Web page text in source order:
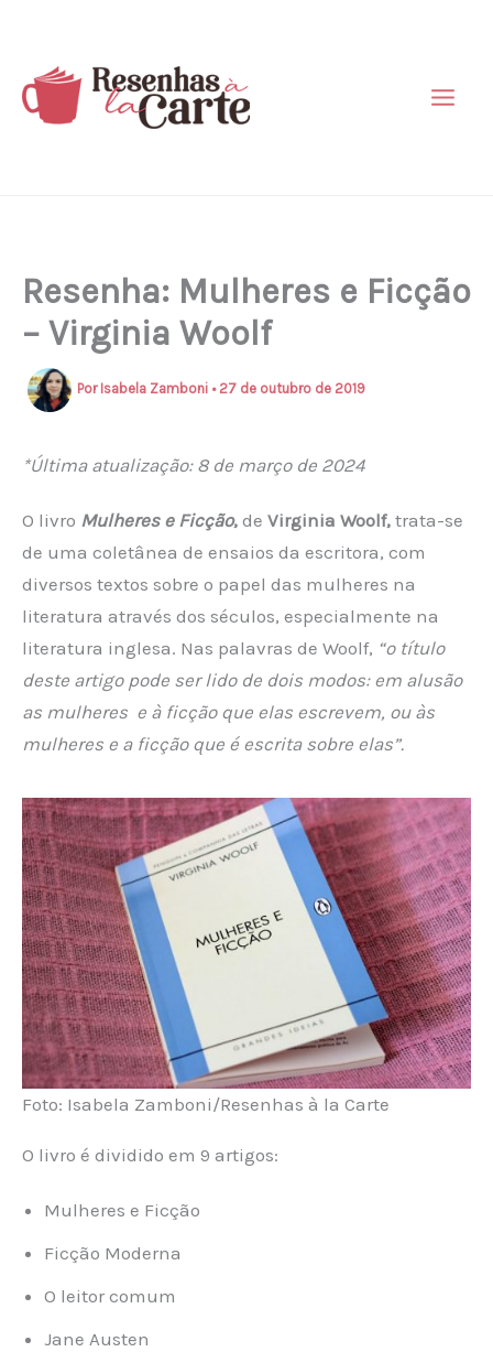
conteúdo
Resenha: Mulheres e Ficção
– Virginia Woolf
Por Isabela Zamboni • 27 de outubro de 2019
*Última atualização: 8 de março de 2024
O livro Mulheres e Ficção, de Virginia Woolf, trata-se
de uma coletânea de ensaios da escritora, com
diversos textos sobre o papel das mulheres na
literatura através dos séculos, especialmente na
literatura inglesa. Nas palavras de Woolf, “o título
deste artigo pode ser lido de dois modos: em alusão
as mulheres e à ficção que elas escrevem, ou às
mulheres e a ficção que é escrita sobre elas”.
Foto: Isabela Zamboni/Resenhas à la Carte
O livro é dividido em 9 artigos:
Mulheres e Ficção
Ficção Moderna
O leitor comum
Jane Austen